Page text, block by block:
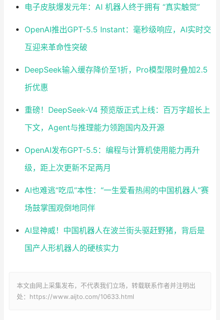
电子皮肤爆发元年：AI 机器人终于拥有 “真实触觉”
OpenAI推出GPT-5.5 Instant：毫秒级响应，AI实时交
互迎来革命性突破
DeepSeek输入缓存降价至1折，Pro模型限时叠加2.5
折优惠
重磅！DeepSeek-V4 预览版正式上线：百万字超长上
下文，Agent与推理能力领跑国内及开源
OpenAI发布GPT-5.5：编程与计算机使用能力再升
级，距上次更新不足两月
AI也难逃“吃瓜”本性：“一生爱看热闹的中国机器人”赛
场鼓掌围观倒地同伴
AI显神威！中国机器人在波兰街头驱赶野猪，背后是
国产人形机器人的硬核实力
本文由网上采集发布，不代表我们立场，转载联系作者并注明出
处：https://www.aijto.com/10633.html